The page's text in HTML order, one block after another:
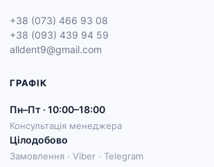
+38 (073) 466 93 08
+38 (093) 439 94 59
alldent9@gmail.com
ГРАФІК
Пн–Пт · 10:00–18:00
Консультація менеджера
Цілодобово
Замовлення · Viber · Telegram